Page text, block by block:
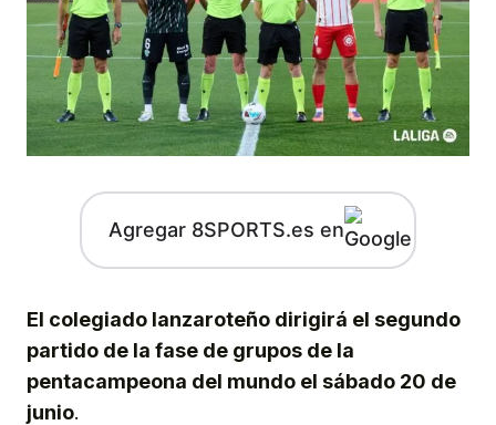
Agregar 8SPORTS.es en
El colegiado lanzaroteño dirigirá el segundo
partido de la fase de grupos de la
pentacampeona del mundo el sábado 20 de
junio.